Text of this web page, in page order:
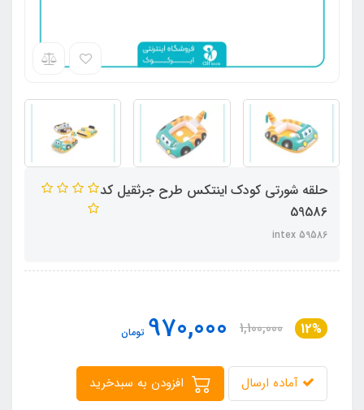
حلقه شورتی کودک اینتکس طرح جرثقیل کد
59586
intex 59586
12%
1,100,000
970,000 تومان
آماده ارسال